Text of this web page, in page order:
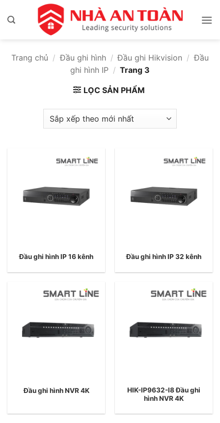
qua
Trang chủ / Đầu ghi hình / Đầu ghi Hikvision / Đầu
ghi hình IP / Trang 3
LỌC SẢN PHẨM
Đầu ghi hình IP 16 kênh Đầu ghi hình IP 32 kênh
Đầu ghi hình NVR 4K
HIK-IP9632-I8 Đầu ghi
hình NVR 4K